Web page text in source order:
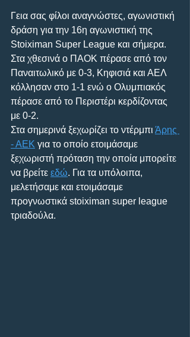
Γεια σας φίλοι αναγνώστες, αγωνιστική
δράση για την 16η αγωνιστική της
Stoiximan Super League και σήμερα.
Στα χθεσινά ο ΠΑΟΚ πέρασε από τον
Παναιτωλικό με 0-3, Κηφισιά και ΑΕΛ
κόλλησαν στο 1-1 ενώ ο Ολυμπιακός
πέρασε από το Περιστέρι κερδίζοντας
με 0-2.
Στα σημερινά ξεχωρίζει το ντέρμπι Άρης
- ΑΕΚ για το οποίο ετοιμάσαμε
ξεχωριστή πρόταση την οποία μπορείτε
να βρείτε εδώ. Για τα υπόλοιπα,
μελετήσαμε και ετοιμάσαμε
προγνωστικά stoiximan super league
τριαδούλα.